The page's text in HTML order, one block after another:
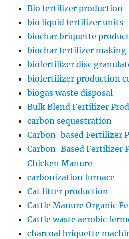
Bio fertilizer production
bio liquid fertilizer units
biochar briquette
biochar fertilizer making
biofertilizer disc
biofertilizer production
biogas waste disposal
Bulk Blend Fertilizer
carbon sequestration
Carbon-based Fertilizer
Carbon-Based Fertilizer
Chicken Manure
carbonization furnace
Cat litter production
Cattle Manure Organic
Cattle waste aerobic
charcoal briquette